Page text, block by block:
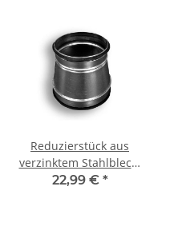
Reduzierstück aus
verzinktem Stahlblech,
symmetrisch, mit
22,99 € *